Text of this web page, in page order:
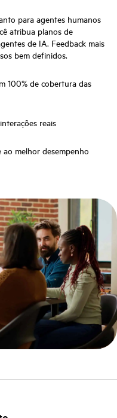
para agentes humanos
atribua planos de
de IA. Feedback mais
bem definidos.
100% de cobertura das
reais
ao melhor desempenho